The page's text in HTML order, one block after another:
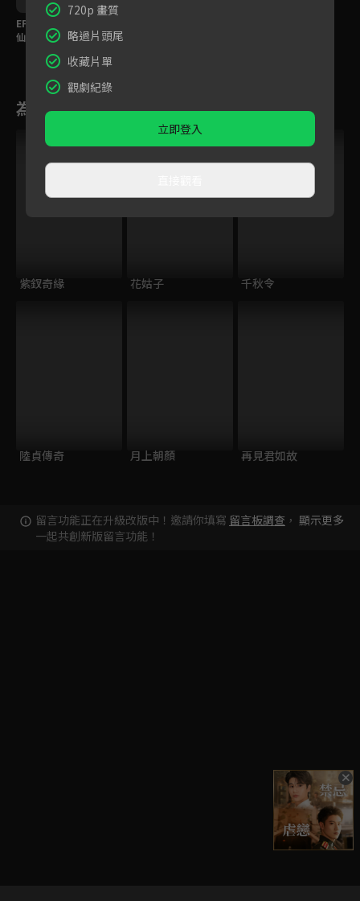
EP7精華：為救閨蜜狐
仙願償命，離開前只希
為您推薦
紫釵奇緣 花姑子 千秋令
陸貞傳奇 月上朝顏 再見君如故
留言功能正在升級改版中！邀請你填寫 留言板調查 ，
一起共創新版留言功能！
顯示更多
720p 畫質
略過片頭尾
收藏片單
觀劇紀錄
立即登入